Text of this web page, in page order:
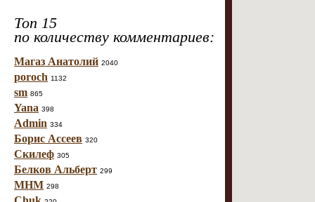
Топ 15
по количеству комментариев:
Магаз Анатолий 2040
poroch 1132
sm 865
Yana 398
Admin 334
Борис Ассеев 320
Скилеф 305
Белков Альберт 299
МНМ 298